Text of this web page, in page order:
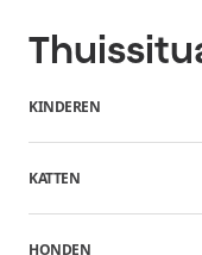
KINDEREN
KATTEN
HONDEN